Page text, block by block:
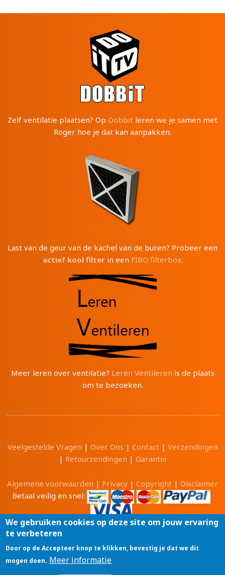
Zelf ventilatie plaatsen? Op Dobbit leren we je samen met
Roger hoe je dat kan aanpakken.
Last van de geur van de kachel van de buren? Probeer een
actief kool filterin een FIBO filterbox.
Meer leren over ventilatie? Leren Ventileren is de plaats
om te bezoeken.
Veelgestelde Vragen | Over Ons | Contact| Verzendingen
| Retourzendingen | Garantie
Algemene voorwaarden | Privacy | Copyright | Disclaimer
Betaal veilig en snel:
Alle prijzen zijn in Euro en inclusief 21% BTW.
Luchtwinkel.be® is een merk van
We gebruiken cookies op deze site om jouw ervaring
te verbeteren
Door op de Accepteer knop te klikken, bevestig je dat we dit
mogen doen. Meer informatie